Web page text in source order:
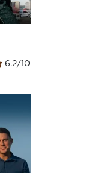
6.2/10